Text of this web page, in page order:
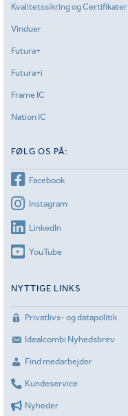
Kvalitetssikring og Certifikater
Vinduer
Futura+
Futura+i
Frame IC
Nation IC
FØLG OS PÅ:
Facebook
Instagram
LinkedIn
YouTube
NYTTIGE LINKS
Privatlivs- og datapolitik
Idealcombi Nyhedsbrev
Find medarbejder
Kundeservice
Nyheder